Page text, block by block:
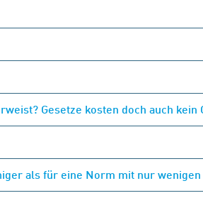
Gesetze kosten doch auch kein
als für eine Norm mit nur wenigen